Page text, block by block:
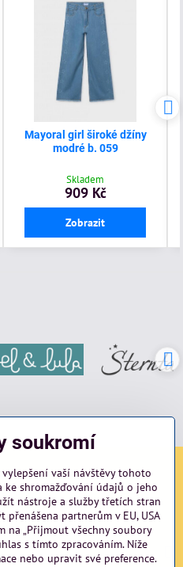
Mayoral girl široké džíny
modré b. 059
Skladem
909 Kč
Zobrazit
soukromí
vaší návštěvy tohoto
ke shromažďování údajů o jeho
nástroje a služby třetích stran
partnerům v EU, USA
na „Přijmout všechny soubory
s tímto zpracováním. Níže
nebo upravit své preference.